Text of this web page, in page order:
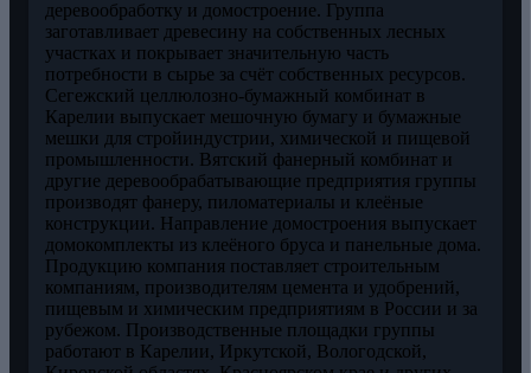
деревообработку и домостроение. Группа
заготавливает древесину на собственных лесных
участках и покрывает значительную часть
потребности в сырье за счёт собственных ресурсов.
Сегежский целлюлозно-бумажный комбинат в
Карелии выпускает мешочную бумагу и бумажные
мешки для стройиндустрии, химической и пищевой
промышленности. Вятский фанерный комбинат и
другие деревообрабатывающие предприятия группы
производят фанеру, пиломатериалы и клеёные
конструкции. Направление домостроения выпускает
домокомплекты из клеёного бруса и панельные дома.
Продукцию компания поставляет строительным
компаниям, производителям цемента и удобрений,
пищевым и химическим предприятиям в России и за
рубежом. Производственные площадки группы
работают в Карелии, Иркутской, Вологодской,